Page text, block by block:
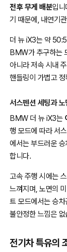
전후 무게 배분입니
기 때문에, 내연기
더 뉴 iX3는 약
BMW가 추구하는
아니라 저속 시내
핸들링이 가볍고 정
서스펜션 세팅과 노
BMW 더 뉴 iX3는
행 모드에 따라 서
에서는 부드러운
합니다.
고속 주행 시에는
느껴지며, 노면의
트 모드에서는 승
불안정한 느낌은 없
전기차 특유의